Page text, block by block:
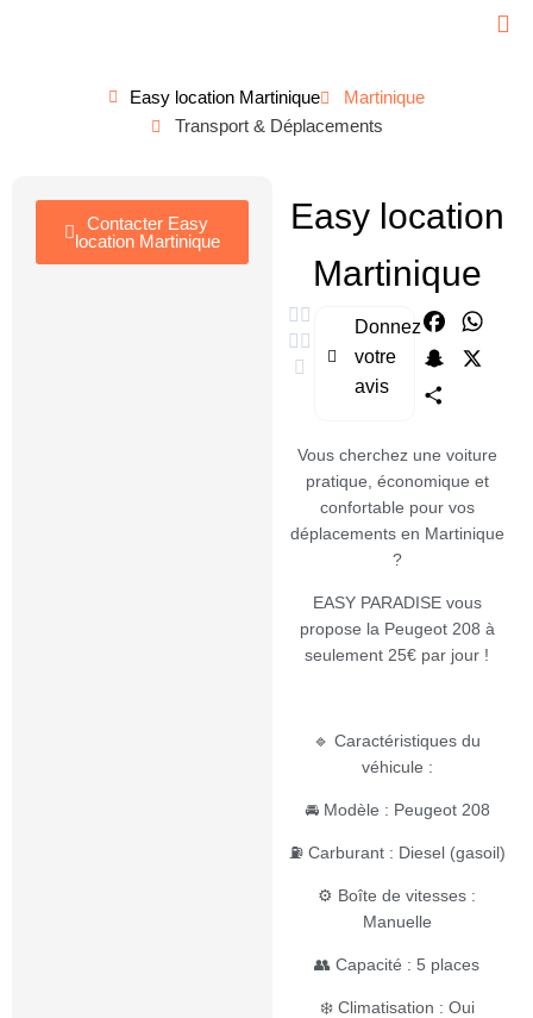
Easy location Martinique
Martinique
Transport & Déplacements
Contacter Easy
location Martinique
Easy location
Martinique
Donnez
votre
avis
Snapchat
Vous cherchez une voiture
pratique, économique et
confortable pour vos
déplacements en Martinique
?
EASY PARADISE vous
propose la Peugeot 208 à
seulement 25€ par jour !
🔹 Caractéristiques du
véhicule :
🚘 Modèle : Peugeot 208
⛽ Carburant : Diesel (gasoil)
⚙️ Boîte de vitesses :
Manuelle
👥 Capacité : 5 places
❄️ Climatisation : Oui